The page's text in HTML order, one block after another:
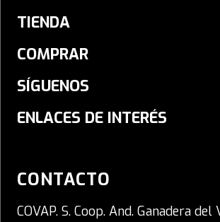
TIENDA
COMPRAR
SÍGUENOS
ENLACES DE INTERÉS
CONTACTO
COVAP. S. Coop. And. Ganadera